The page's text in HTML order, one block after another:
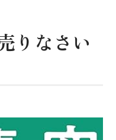
りなさい